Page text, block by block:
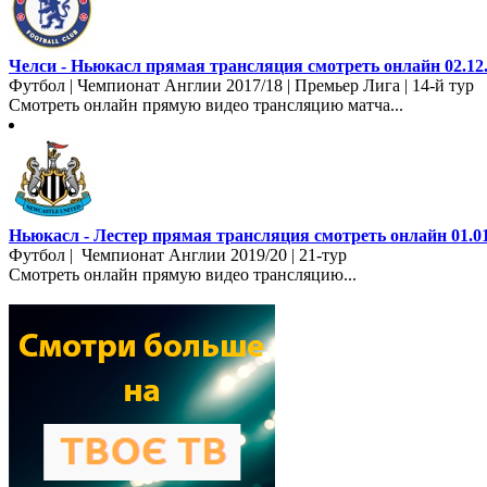
Челси - Ньюкасл прямая трансляция смотреть онлайн
Футбол | Чемпионат Англии 2017/18 | Премьер Лига | 14-й тур
Смотреть онлайн прямую видео трансляцию матча...
Ньюкасл - Лестер прямая трансляция смотреть онлайн
Футбол | Чемпионат Англии 2019/20 | 21-тур
Смотреть онлайн прямую видео трансляцию...